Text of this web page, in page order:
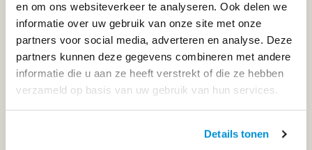
en om ons websiteverkeer te analyseren. Ook delen we
informatie over uw gebruik van onze site met onze
partners voor social media, adverteren en analyse. Deze
partners kunnen deze gegevens combineren met andere
informatie die u aan ze heeft verstrekt of die ze hebben
verzameld op basis van uw gebruik van hun services.
Details tonen
Maandag t/m vrijdag | 08.00 - 17.00 uur
Klantenservice